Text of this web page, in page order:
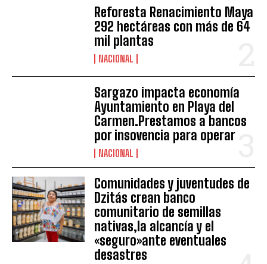
Reforesta Renacimiento Maya
292 hectáreas con más de 64
mil plantas
NACIONAL
Sargazo impacta economía
Ayuntamiento en Playa del
Carmen.Prestamos a bancos
por insovencia para operar
NACIONAL
Comunidades y juventudes de
Dzitás crean banco
comunitario de semillas
nativas,la alcancía y el
«seguro»ante eventuales
desastres